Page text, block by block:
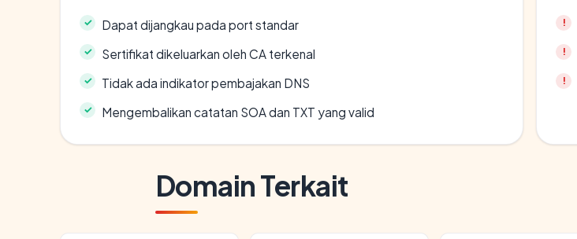
Dapat dijangkau pada port standar
Sertifikat dikeluarkan oleh CA terkenal
Tidak ada indikator pembajakan DNS
Mengembalikan catatan SOA dan TXT yang valid
Domain Terkait